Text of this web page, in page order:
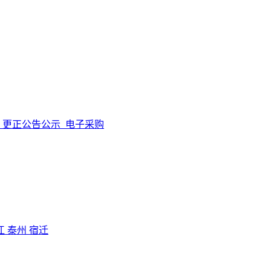
更正公告公示 电子采购
泰州 宿迁